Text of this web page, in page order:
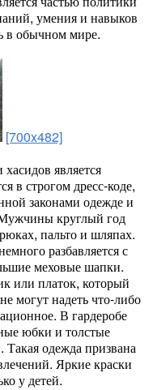
умения и навыков
в обычном мире.
[700x482]
является
в строгом дресс-коде,
законами одежде и
круглый год
пальто и шляпах.
разбавляется с
меховые шапки.
или платок, который
могут надеть что-либо
В гардеробе
юбки и толстые
одежда призвана
Яркие краски
у детей.